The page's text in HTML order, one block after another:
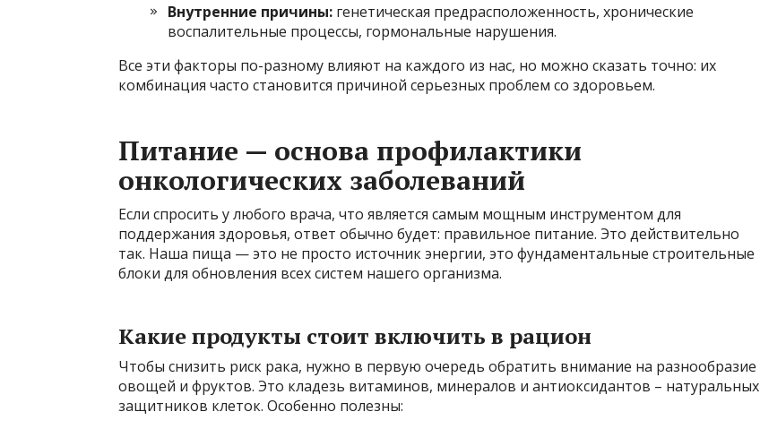
Внутренние причины: генетическая предрасположенность, хронические
воспалительные процессы, гормональные нарушения.
Все эти факторы по-разному влияют на каждого из нас, но можно сказать точно: их
комбинация часто становится причиной серьезных проблем со здоровьем.
Питание — основа профилактики
онкологических заболеваний
Если спросить у любого врача, что является самым мощным инструментом для
поддержания здоровья, ответ обычно будет: правильное питание. Это действительно
так. Наша пища — это не просто источник энергии, это фундаментальные строительные
блоки для обновления всех систем нашего организма.
Какие продукты стоит включить в рацион
Чтобы снизить риск рака, нужно в первую очередь обратить внимание на разнообразие
овощей и фруктов. Это кладезь витаминов, минералов и антиоксидантов – натуральных
защитников клеток. Особенно полезны: